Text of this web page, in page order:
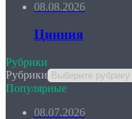
08.08.2026
Цинния
Рубрики
Рубрики
Популярные
08.07.2026